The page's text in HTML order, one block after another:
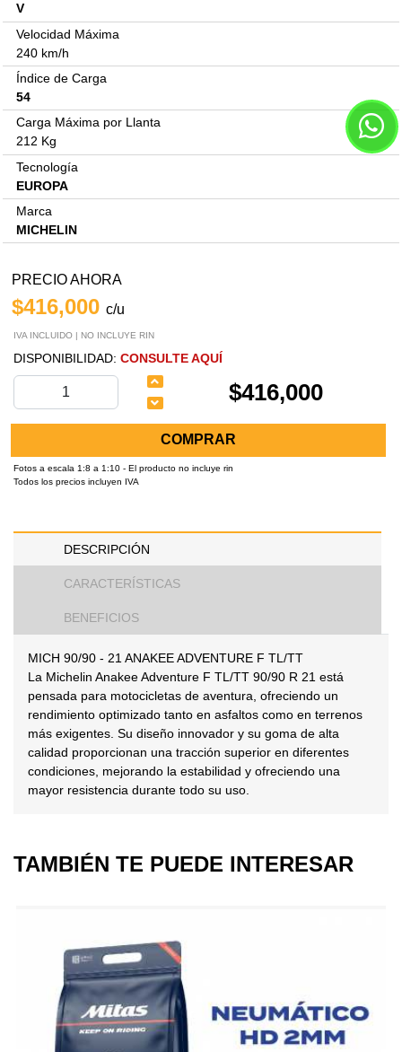
V
Velocidad Máxima
240 km/h
Índice de Carga
54
Carga Máxima por Llanta
212 Kg
Tecnología
EUROPA
Marca
MICHELIN
PRECIO AHORA
$416,000 c/u
IVA INCLUIDO | NO INCLUYE RIN
DISPONIBILIDAD: CONSULTE AQUÍ
$416,000
COMPRAR
Fotos a escala 1:8 a 1:10 - El producto no incluye rin
Todos los precios incluyen IVA
DESCRIPCIÓN
CARACTERÍSTICAS
BENEFICIOS
MICH 90/90 - 21 ANAKEE ADVENTURE F TL/TT
La Michelin Anakee Adventure F TL/TT 90/90 R 21 está
pensada para motocicletas de aventura, ofreciendo un
rendimiento optimizado tanto en asfaltos como en terrenos
más exigentes. Su diseño innovador y su goma de alta
calidad proporcionan una tracción superior en diferentes
condiciones, mejorando la estabilidad y ofreciendo una
mayor resistencia durante todo su uso.
TAMBIÉN TE PUEDE INTERESAR